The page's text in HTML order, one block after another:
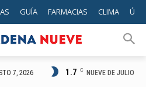
GUÍA FARMACIAS CLIMA
7, 2026 1.7 C NUEVE DE JULIO